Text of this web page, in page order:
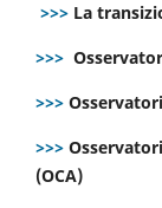
>>> La
>>>
>>>
>>>
(OCA)